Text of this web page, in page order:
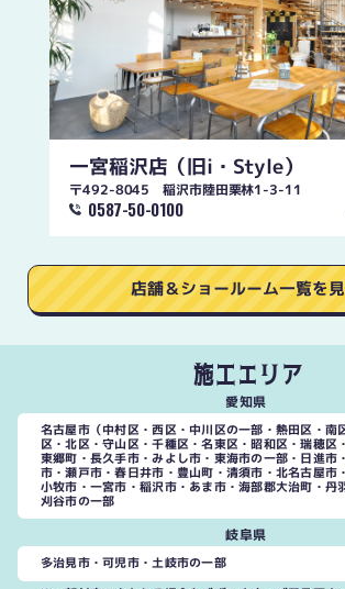
一宮稲沢店 （旧i・Style）
〒492-8045 稲沢市陸田栗林1-3-11
0587-50-0100
店舗＆ショールーム一覧を
施工エリア
愛知県
名古屋市（中村区・西区・中川区の一部・熱田区・南
区・北区・守山区・千種区・名東区・昭和区・瑞穂区
東郷町・長久手市・みよし市・東海市の一部・日進市
市・瀬戸市・春日井市・豊山町・清須市・北名古屋市
小牧市・一宮市・稲沢市・あま市・海部郡大治町・丹
刈谷市の一部
岐阜県
多治見市・可児市・土岐市の一部